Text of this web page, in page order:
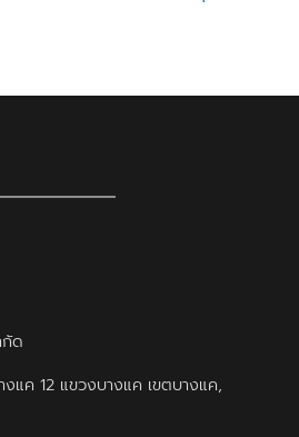
กัด
แค 12 แขวงบางแค เขตบางแค,